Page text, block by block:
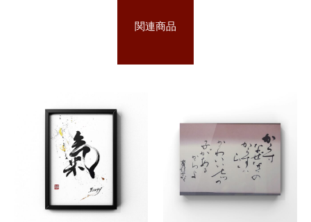
関連商品